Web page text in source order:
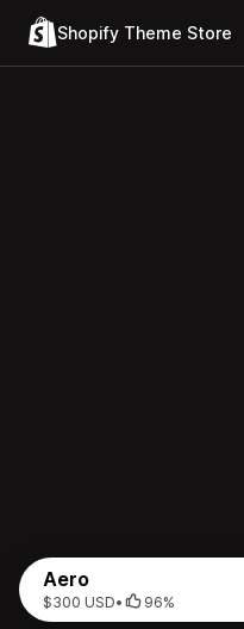
Shopify Theme Store
Aero
$300 USD• 96%